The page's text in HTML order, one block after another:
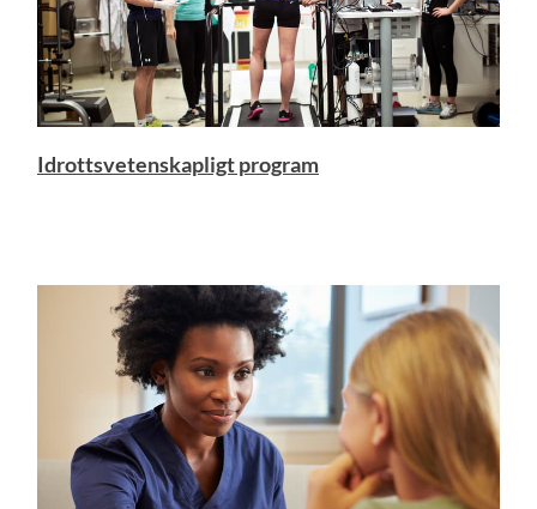
Idrottsvetenskapligt program